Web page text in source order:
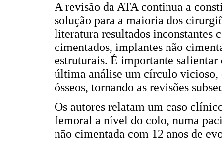
A revisão da ATA continua a
solução para a maioria dos
literatura resultados inconstantes
cimentados, implantes não
estruturais. É importante salientar
última análise um círculo vicioso,
ósseos, tornando as revisões
Os autores relatam um caso
femoral a nível do colo, numa
não cimentada com 12 anos de